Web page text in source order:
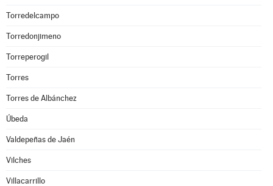
Torredelcampo
Torredonjimeno
Torreperogil
Torres
Torres de Albánchez
Úbeda
Valdepeñas de Jaén
Vilches
Villacarrillo